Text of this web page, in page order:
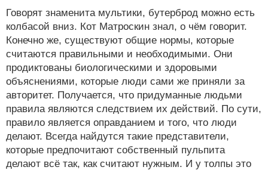
Говорят знаменита мультики, бутерброд можно есть
колбасой вниз. Кот Матроскин знал, о чём говорит.
Конечно же, существуют общие нормы, которые
считаются правильными и необходимыми. Они
продиктованы биологическими и здоровыми
объяснениями, которые люди сами же приняли за
авторитет. Получается, что придуманные людьми
правила являются следствием их действий. По сути,
правило является оправданием и того, что люди
делают. Всегда найдутся такие представители,
которые предпочитают собственный пульпита
делают всё так, как считают нужным. И у толпы это